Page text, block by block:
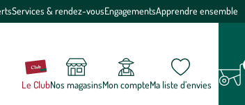
Services & rendez-vousEngagementsApprendre ensemble
Le ClubNos magasinsMon compteMa liste d’envies